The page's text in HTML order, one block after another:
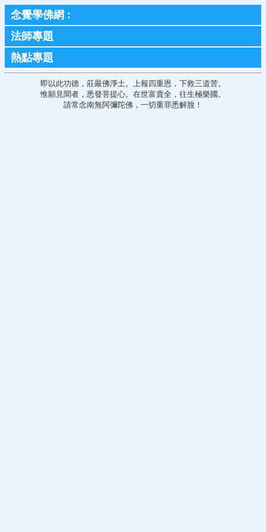
念覺學佛網 :
法師專題
熱點專題
即以此功德，莊嚴佛淨土。上報四重恩，下救三道苦。
惟願見聞者，悉發菩提心。在世富貴全，往生極樂國。
請常念南無阿彌陀佛，一切重罪悉解脫！